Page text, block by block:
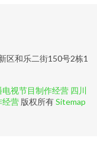
区和乐二街150号2栋1
电视节目制作经营 四川
经营 版权所有Sitemap